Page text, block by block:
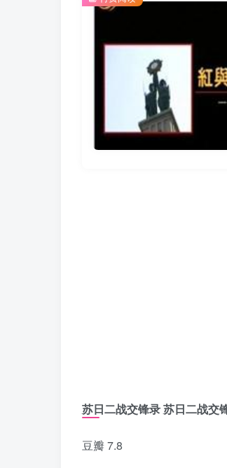
苏日二战交锋录 苏日二战交
豆瓣 7.8